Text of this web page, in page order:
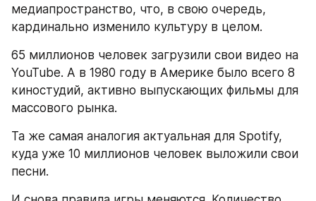
медиапространство, что, в свою очередь,
кардинально изменило культуру в целом.
65 миллионов человек загрузили свои видео на
YouTube. А в 1980 году в Америке было всего 8
киностудий, активно выпускающих фильмы для
массового рынка.
Та же самая аналогия актуальная для Spotify,
куда уже 10 миллионов человек выложили свои
песни.